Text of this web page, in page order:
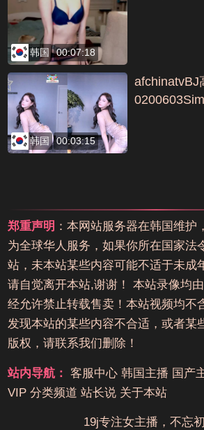
韩国 00:07:18
韩国 00:03:15
afchinatvBJ
郑重声明 ：本网站服务器在韩国维护
为全球华人服务，如果你所在国家法
站，未本站某些内容可能不适于未成
请自觉离开本站,谢谢！ 本站录像均
经允许禁止转载售卖！本站视频均不
发现本站的某些内容不合适，或者某
版权，请联系我们删除！
站内导航： 客服中心 韩国主播 国产
VIP 分类频道 站长说 关于本站
19j专注女主播，不忘